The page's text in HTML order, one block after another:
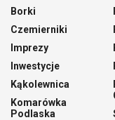
Borki
Czemierniki
Imprezy
Inwestycje
Kąkolewnica
Komarówka
Podlaska